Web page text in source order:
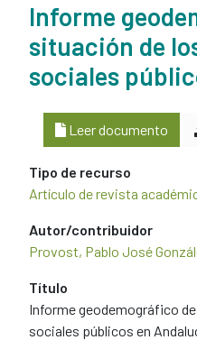
Informe
situación de
sociales
Leer documento
Tipo de recurso
Artículo de revista
Autor/contribuidor
Provost, Pablo José
Título
Informe geodemográfico
sociales públicos en